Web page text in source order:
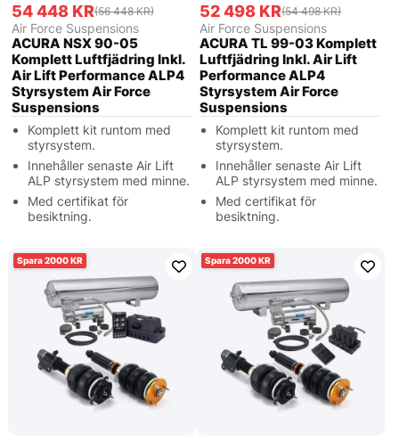
54 448 KR(56 448 KR)
Air Force Suspensions
ACURA NSX 90-05
Komplett Luftfjädring Inkl.
Air Lift Performance ALP4
Styrsystem Air Force
Suspensions
Komplett kit runtom med
styrsystem.
Innehåller senaste Air Lift
ALP styrsystem med minne.
Med certifikat för
besiktning.
52 498 KR(54 498 KR)
Air Force Suspensions
ACURA TL 99-03 Komplett
Luftfjädring Inkl. Air Lift
Performance ALP4
Styrsystem Air Force
Suspensions
Komplett kit runtom med
styrsystem.
Innehåller senaste Air Lift
ALP styrsystem med minne.
Med certifikat för
besiktning.
2000 2000